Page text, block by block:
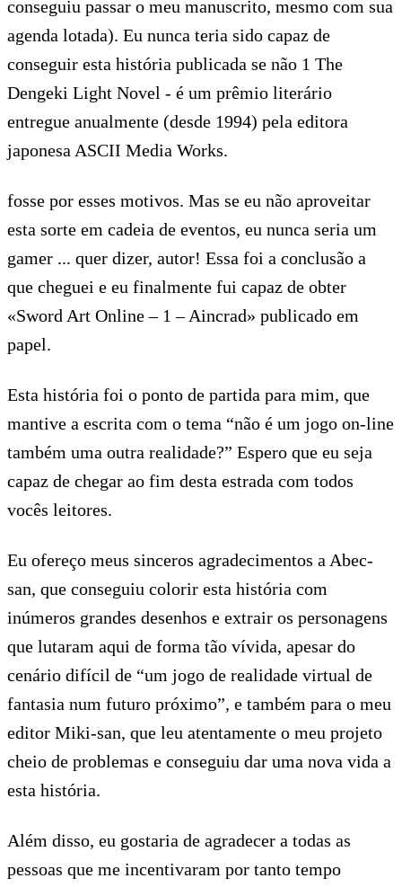
conseguiu passar o meu manuscrito, mesmo com sua
agenda lotada). Eu nunca teria sido capaz de
conseguir esta história publicada se não 1 The
Dengeki Light Novel - é um prêmio literário
entregue anualmente (desde 1994) pela editora
japonesa ASCII Media Works.
fosse por esses motivos. Mas se eu não aproveitar
esta sorte em cadeia de eventos, eu nunca seria um
gamer ... quer dizer, autor! Essa foi a conclusão a
que cheguei e eu finalmente fui capaz de obter
«Sword Art Online – 1 – Aincrad» publicado em
papel.
Esta história foi o ponto de partida para mim, que
mantive a escrita com o tema “não é um jogo on-line
também uma outra realidade?” Espero que eu seja
capaz de chegar ao fim desta estrada com todos
vocês leitores.
Eu ofereço meus sinceros agradecimentos a Abec-
san, que conseguiu colorir esta história com
inúmeros grandes desenhos e extrair os personagens
que lutaram aqui de forma tão vívida, apesar do
cenário difícil de “um jogo de realidade virtual de
fantasia num futuro próximo”, e também para o meu
editor Miki-san, que leu atentamente o meu projeto
cheio de problemas e conseguiu dar uma nova vida a
esta história.
Além disso, eu gostaria de agradecer a todas as
pessoas que me incentivaram por tanto tempo